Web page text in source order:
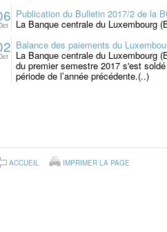
Publication du Bulletin 2017/2 de la
La Banque centrale du Luxembourg
Balance des paiements du
La Banque centrale du Luxembourg
du premier semestre 2017 s'est
période de l’année précédente.(..)
ACCUEIL IMPRIMER LA PAGE